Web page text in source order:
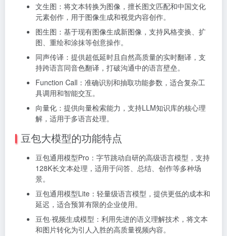
文生图：将文本转换为图像，擅长图文匹配和中国文化
元素创作，用于图像生成和视觉内容创作。
图生图：基于现有图像生成新图像，支持风格变换、扩
图、重绘和涂抹等创意操作。
同声传译：提供超低延时且自然高质量的实时翻译，支
持跨语言同音色翻译，打破沟通中的语言壁垒。
Function Call：准确识别和抽取功能参数，适合复杂工
具调用和智能交互。
向量化：提供向量检索能力，支持LLM知识库的核心理
解，适用于多语言处理。
豆包大模型的功能特点
豆包通用模型Pro：字节跳动自研的高级语言模型，支持
128K长文本处理，适用于问答、总结、创作等多种场
景。
豆包通用模型Lite：轻量级语言模型，提供更低的成本和
延迟，适合预算有限的企业使用。
豆包·视频生成模型：利用先进的语义理解技术，将文本
和图片转化为引人入胜的高质量视频内容。